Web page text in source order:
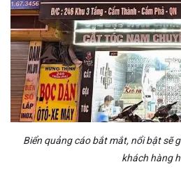
Biển quảng cáo bắt mắt, nổi bật sẽ
khách hàng